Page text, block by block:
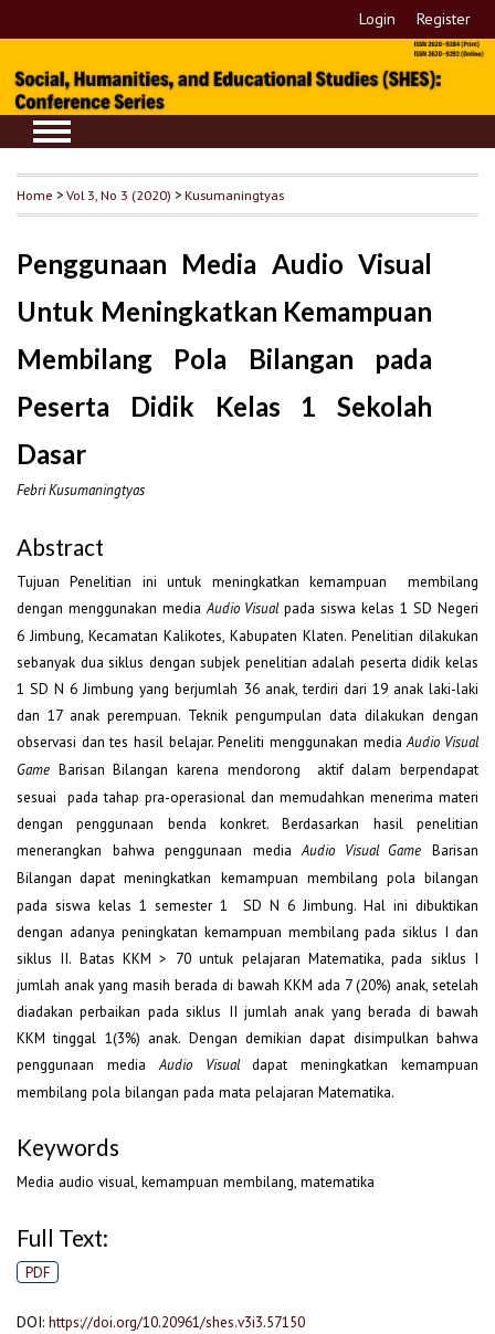
Login Register
Home >Vol 3, No 3 (2020) >Kusumaningtyas
Penggunaan Media Audio Visual
Untuk Meningkatkan Kemampuan
Membilang Pola Bilangan pada
Peserta Didik Kelas 1 Sekolah
Dasar
Febri Kusumaningtyas
Abstract
Tujuan Penelitian ini untuk meningkatkan kemampuan membilang
dengan menggunakan mediaAudio Visualpada siswa kelas 1 SD Negeri
6 Jimbung, Kecamatan Kalikotes, Kabupaten Klaten. Penelitian dilakukan
sebanyak dua siklus dengan subjek penelitian adalah peserta didik kelas
1 SD N 6 Jimbung yang berjumlah 36 anak, terdiri dari 19 anak laki-laki
dan 17 anak perempuan. Teknik pengumpulan data dilakukan dengan
observasi dan tes hasil belajar. Peneliti menggunakan mediaAudio Visual
Game Barisan Bilangan karena mendorong aktif dalam berpendapat
sesuai pada tahap pra-operasional dan memudahkan menerima materi
dengan penggunaan benda konkret. Berdasarkan hasil penelitian
menerangkan bahwa penggunaan mediaAudio Visual Game Barisan
Bilangan dapat meningkatkan kemampuan membilang pola bilangan
pada siswa kelas 1 semester 1 SD N 6 Jimbung. Hal ini dibuktikan
dengan adanya peningkatan kemampuan membilang pada siklus I dan
siklus II. Batas KKM > 70 untuk pelajaran Matematika, pada siklus I
jumlah anak yang masih berada di bawah KKM ada 7 (20%) anak, setelah
diadakan perbaikan pada siklus II jumlah anak yang berada di bawah
KKM tinggal 1(3%) anak. Dengan demikian dapat disimpulkan bahwa
penggunaan mediaAudio Visual dapat meningkatkan kemampuan
membilang pola bilangan pada mata pelajaran Matematika.
Keywords
Media audio visual, kemampuan membilang, matematika
Full Text:
PDF
DOI: https://doi.org/10.20961/shes.v3i3.57150